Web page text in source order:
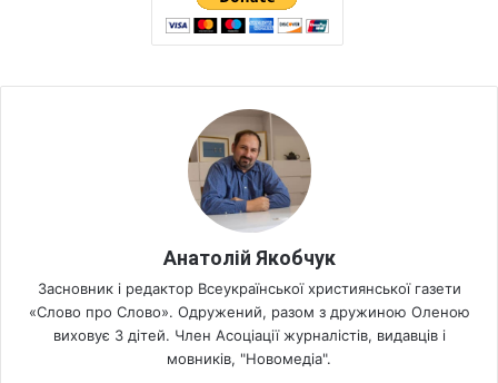
Анатолій Якобчук
Засновник і редактор Всеукраїнської християнської газети
«Слово про Слово». Одружений, разом з дружиною Оленою
виховує 3 дітей. Член Асоціації журналістів, видавців і
мовників, "Новомедіа".